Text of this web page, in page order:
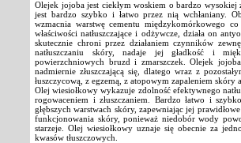
Olejek jojoba jest ciekłym woskiem o bardzo
jest bardzo szybko i łatwo przez nią wchłaniany.
wzmacnia warstwę cementu międzykomórkowego
właściwości natłuszczające i odżywcze, działa on
skutecznie chroni przez działaniem czynników
natłuszczaniu skóry, nadaje jej gładkość i
powierzchniowych bruzd i zmarszczek. Olejek
nadmiernie złuszczającą się, dlatego wraz z
łuszczycową, z egzemą, z atopowym zapaleniem
Olej wiesiołkowy wykazuje zdolność efektywnego
rogowaceniem i złuszczaniem. Bardzo łatwo i
głębszych warstwach skóry, zapewniając jej
funkcjonowania skóry, ponieważ niedobór wody
starzeje. Olej wiesiołkowy uznaje się obecnie za
kwasów tłuszczowych.